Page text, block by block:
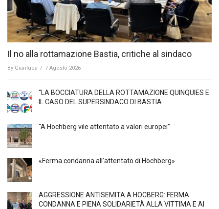
Il no alla rottamazione Bastia, critiche al sindaco
By Gianluca / 7 Agosto 2026
“LA BOCCIATURA DELLA ROTTAMAZIONE QUINQUIES E
IL CASO DEL SUPERSINDACO DI BASTIA
“A Höchberg vile attentato a valori europei”
«Ferma condanna all’attentato di Höchberg»
AGGRESSIONE ANTISEMITA A HÖCBERG: FERMA
CONDANNA E PIENA SOLIDARIETÀ ALLA VITTIMA E AI